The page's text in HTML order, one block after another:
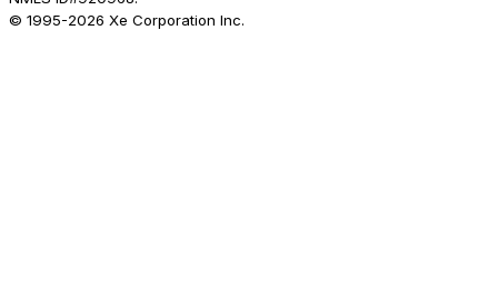
© 1995-2026 Xe Corporation Inc.